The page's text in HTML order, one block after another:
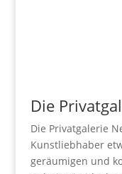
Die
Die Privatgalerie
Kunstliebhaber
geräumigen und